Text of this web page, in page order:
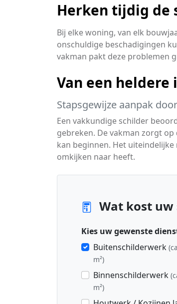
Herken tijdig de
Bij elke woning, van elk
onschuldige beschadigingen
vakman pakt deze problemen
Van een
Stapsgewijze aanpak
Een vakkundige schilder
gebreken. De vakman zorgt
kan beginnen. Het
omkijken naar heeft.
Wat kost
Kies uw gewenste
Buitenschilderwerk
m²)
Binnenschilderwerk
m²)